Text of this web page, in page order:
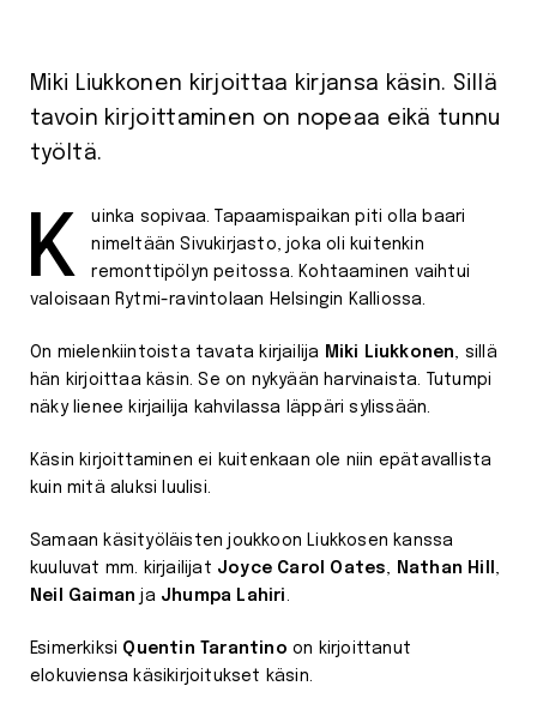
Miki Liukkonen kirjoittaa kirjansa käsin. Sillä
tavoin kirjoittaminen on nopeaa eikä tunnu
työltä.
Kuinka sopivaa. Tapaamispaikan piti olla baari
nimeltään Sivukirjasto, joka oli kuitenkin
remonttipölyn peitossa. Kohtaaminen vaihtui
valoisaan Rytmi-ravintolaan Helsingin Kalliossa.
On mielenkiintoista tavata kirjailija Miki Liukkonen
, sillä
hän kirjoittaa käsin. Se on nykyään harvinaista. Tutumpi
näky lienee kirjailija kahvilassa läppäri sylissään.
Käsin kirjoittaminen ei kuitenkaan ole niin epätavallista
kuin mitä aluksi luulisi.
Samaan käsityöläisten joukkoon Liukkosen kanssa
kuuluvat mm. kirjailijat Joyce Carol Oates Nathan Hill
Neil Gaiman ja Jhumpa Lahiri
Esimerkiksi Quentin Tarantino on kirjoittanut
elokuviensa käsikirjoitukset käsin.